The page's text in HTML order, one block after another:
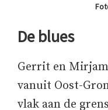
De blues
Gerrit en
vanuit Oost-
vlak aan de